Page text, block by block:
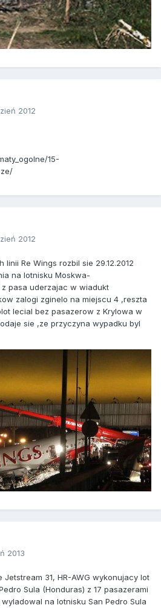
2012
15-
2012
Re Wings rozbil sie 29.12.2012
na lotnisku Moskwa-
pasa uderzajac w wiadukt
zalogi zginelo na miejscu 4 ,reszta
lecial bez pasazerow z Krylowa w
sie ,ze przyczyna wypadku byl
2013
Jetstream 31, HR-AWG wykonujacy lot
Sula (Honduras) z 17 pasazerami
na lotnisku San Pedro Sula